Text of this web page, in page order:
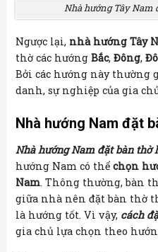
Nhà hướng Tây Nam
Ngược lại, nhà hướng Tây
thờ các hướng Bắc, Đông,
Bởi các hướng này thường
danh, sự nghiệp của gia
Nhà hướng Nam đặt
Nhà hướng Nam đặt bàn thờ
hướng Nam có thể chọn
Nam. Thông thường, bàn
giữa nhà nên đặt bàn thờ
là hướng tốt. Vì vậy, cách
gia chủ lựa chọn theo